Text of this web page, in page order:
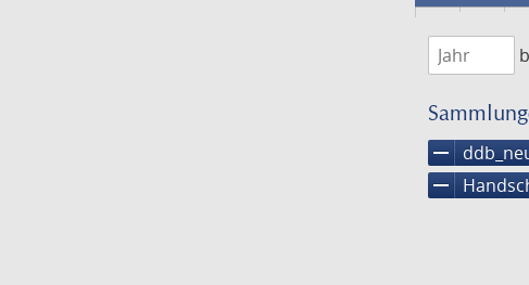
1474
remove
remove